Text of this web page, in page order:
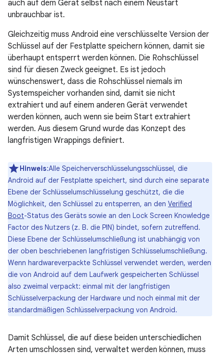
auch auf dem Gerät selbst nach einem Neustart
unbrauchbar ist.
Gleichzeitig muss Android eine verschlüsselte Version der
Schlüssel auf der Festplatte speichern können, damit sie
überhaupt entsperrt werden können. Die Rohschlüssel
sind für diesen Zweck geeignet. Es ist jedoch
wünschenswert, dass die Rohschlüssel niemals im
Systemspeicher vorhanden sind, damit sie nicht
extrahiert und auf einem anderen Gerät verwendet
werden können, auch wenn sie beim Start extrahiert
werden. Aus diesem Grund wurde das Konzept des
langfristigen Wrappings definiert.
Hinweis:Alle Speicherverschlüsselungsschlüssel, die
Android auf der Festplatte speichert, sind durch eine separate
Ebene der Schlüsselumschlüsselung geschützt, die die
Möglichkeit, den Schlüssel zu entsperren, an den Verified
Boot-Status des Geräts sowie an den Lock Screen Knowledge
Factor des Nutzers (z. B. die PIN) bindet, sofern zutreffend.
Diese Ebene der Schlüsselumschließung ist unabhängig von
der oben beschriebenen langfristigen Schlüsselumschließung.
Wenn hardwareverpackte Schlüssel verwendet werden, werden
die von Android auf dem Laufwerk gespeicherten Schlüssel
also zweimal verpackt: einmal mit der langfristigen
Schlüsselverpackung der Hardware und noch einmal mit der
standardmäßigen Schlüsselverpackung von Android.
Damit Schlüssel, die auf diese beiden unterschiedlichen
Arten umschlossen sind, verwaltet werden können, muss